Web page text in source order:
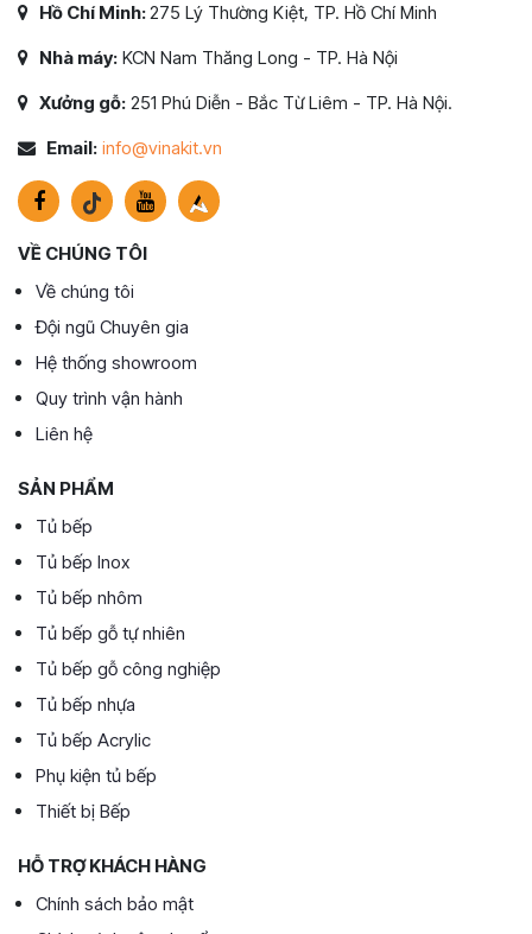
Hồ Chí Minh:275 Lý Thường Kiệt, TP. Hồ Chí Minh
Nhà máy: KCN Nam Thăng Long - TP. Hà Nội
Xưởng gỗ: 251 Phú Diễn - Bắc Từ Liêm - TP. Hà Nội.
Email: info@vinakit.vn
VỀ CHÚNG TÔI
Về chúng tôi
Đội ngũ Chuyên gia
Hệ thống showroom
Quy trình vận hành
Liên hệ
SẢN PHẨM
Tủ bếp
Tủ bếp Inox
Tủ bếp nhôm
Tủ bếp gỗ tự nhiên
Tủ bếp gỗ công nghiệp
Tủ bếp nhựa
Tủ bếp Acrylic
Phụ kiện tủ bếp
Thiết bị Bếp
HỖ TRỢ KHÁCH HÀNG
Chính sách bảo mật